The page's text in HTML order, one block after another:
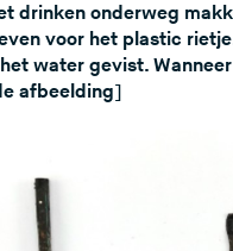
drinken onderweg
voor het plastic
water gevist.
afbeelding]